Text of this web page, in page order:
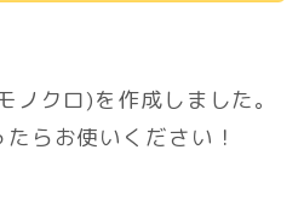
クロ)を作成しました。
らお使いください！